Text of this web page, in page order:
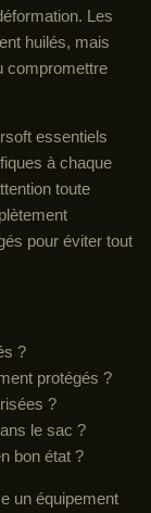
Les
huilés, mais
compromettre
essentiels
à chaque
toute
pour éviter tout
?
protégés ?
?
le sac ?
bon état ?
un équipement